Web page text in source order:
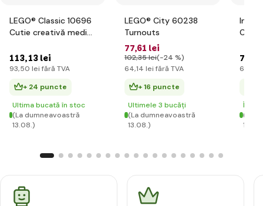
LEGO® Classic 10696
Cutie creativă medie
113,13 lei
93,50 lei fără TVA
+ 24 puncte
Ultima bucată în stoc
(La dumneavoastră
13.08.)
LEGO® City 60238
Turnouts
77,61 lei
102,35 lei(-24 %)
64,14 lei fără TVA
+ 16 puncte
Ultimele 3 bucăți
(La dumneavoastră
13.08.)
City
76
63
În
(La